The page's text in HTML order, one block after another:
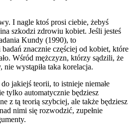
I nagle ktoś prosi ciebie, żebyś
szkodzi zdrowiu kobiet. Jeśli jesteś
Kundy (1990), to
znacznie częściej od kobiet, które
Wśród mężczyzn, którzy sądzili, że
wystąpiła taka korelacja.
jakiejś teorii, to istnieje niemałe
tylko automatycznie będziesz
z tą teorią szybciej, ale także będziesz
nimi się rozwodzić, zupełnie